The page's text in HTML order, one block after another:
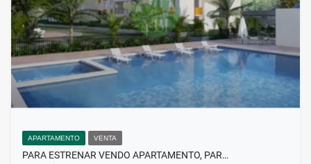
APARTAMENTO VENTA
PARA ESTRENAR VENDO APARTAMENTO, PAR…